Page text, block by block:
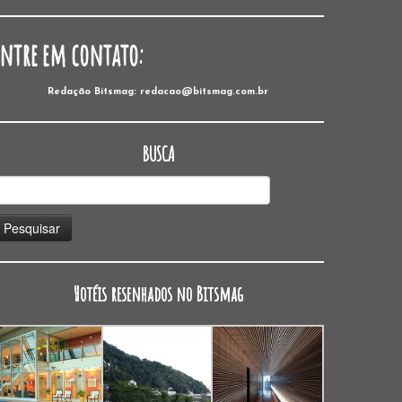
em contato:
Redação Bitsmag: redacao@bitsmag.com.br
BUSCA
Hotéis resenhados no Bitsmag